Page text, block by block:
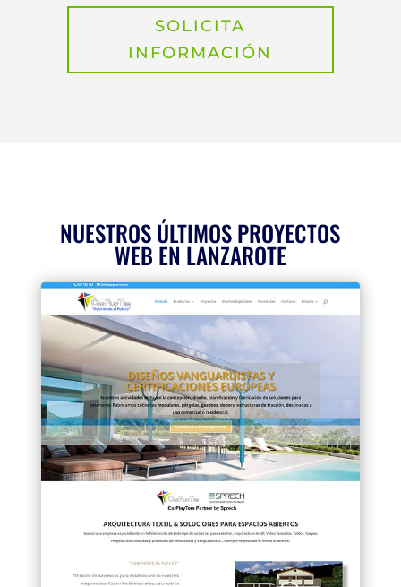
SOLICITA
INFORMACIÓN
NUESTROS ÚLTIMOS PROYECTOS
WEB EN LANZAROTE